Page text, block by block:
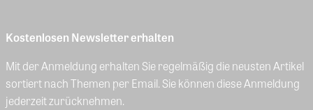
Kostenlosen Newsletter erhalten
Mit der Anmeldung erhalten Sie regelmäßig die neusten Artikel
sortiert nach Themen per Email. Sie können diese Anmeldung
jederzeit zurücknehmen.